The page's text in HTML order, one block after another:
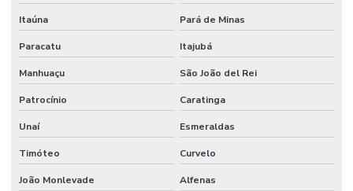
Fornecedor De Mangueira Vapor Saturado Em Minas Gerais
Fornecedor De Motor Hidráulico Para Indústria
Fornecedor De Óleo De Motor Em Belo Horizonte
Fornecedor De Solenóide Para Sistemas Hidráulicos
Fornecedor De Terminal Fêmea Unf Em Minas Gerais
Itaúna Pará de Minas
Paracatu Itajubá
Manhuaçu São João del Rei
Patrocínio Caratinga
Unaí Esmeraldas
Timóteo Curvelo
João Monlevade Alfenas